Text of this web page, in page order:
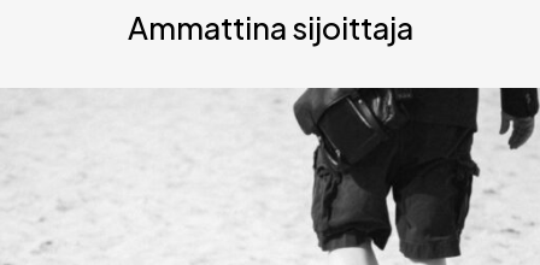
Ammattina sijoittaja